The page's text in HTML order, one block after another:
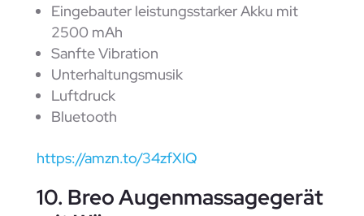
Eingebauter leistungsstarker Akku mit
2500 mAh
Sanfte Vibration
Unterhaltungsmusik
Luftdruck
Bluetooth
https://amzn.to/34zfXIQ
10. Breo Augenmassagegerät